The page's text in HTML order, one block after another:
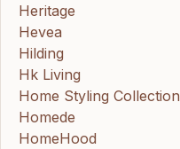
Heritage
Hevea
Hilding
Hk Living
Home Styling Collection
Homede
HomeHood